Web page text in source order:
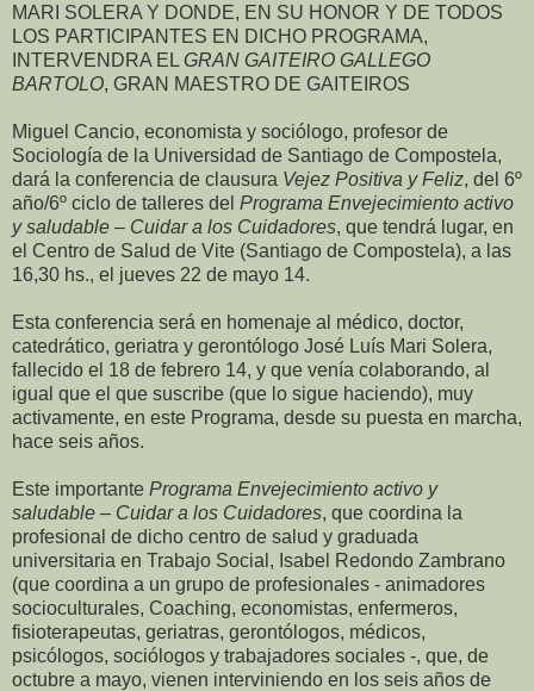
MARI SOLERA Y DONDE, EN SU HONOR Y DE TODOS
LOS PARTICIPANTES EN DICHO PROGRAMA,
INTERVENDRA EL GRAN GAITEIRO GALLEGO
BARTOLO, GRAN MAESTRO DE GAITEIROS
Miguel Cancio, economista y sociólogo, profesor de
Sociología de la Universidad de Santiago de Compostela,
dará la conferencia de clausura Vejez Positiva y Feliz, del 6º
año/6º ciclo de talleres del Programa Envejecimiento activo
y saludable – Cuidar a los Cuidadores, que tendrá lugar, en
el Centro de Salud de Vite (Santiago de Compostela), a las
16,30 hs., el jueves 22 de mayo 14.
Esta conferencia será en homenaje al médico, doctor,
catedrático, geriatra y gerontólogo José Luís Mari Solera,
fallecido el 18 de febrero 14, y que venía colaborando, al
igual que el que suscribe (que lo sigue haciendo), muy
activamente, en este Programa, desde su puesta en marcha,
hace seis años.
Este importante Programa Envejecimiento activo y
saludable – Cuidar a los Cuidadores, que coordina la
profesional de dicho centro de salud y graduada
universitaria en Trabajo Social, Isabel Redondo Zambrano
(que coordina a un grupo de profesionales - animadores
socioculturales, Coaching, economistas, enfermeros,
fisioterapeutas, geriatras, gerontólogos, médicos,
psicólogos, sociólogos y trabajadores sociales -, que, de
octubre a mayo, vienen interviniendo en los seis años de